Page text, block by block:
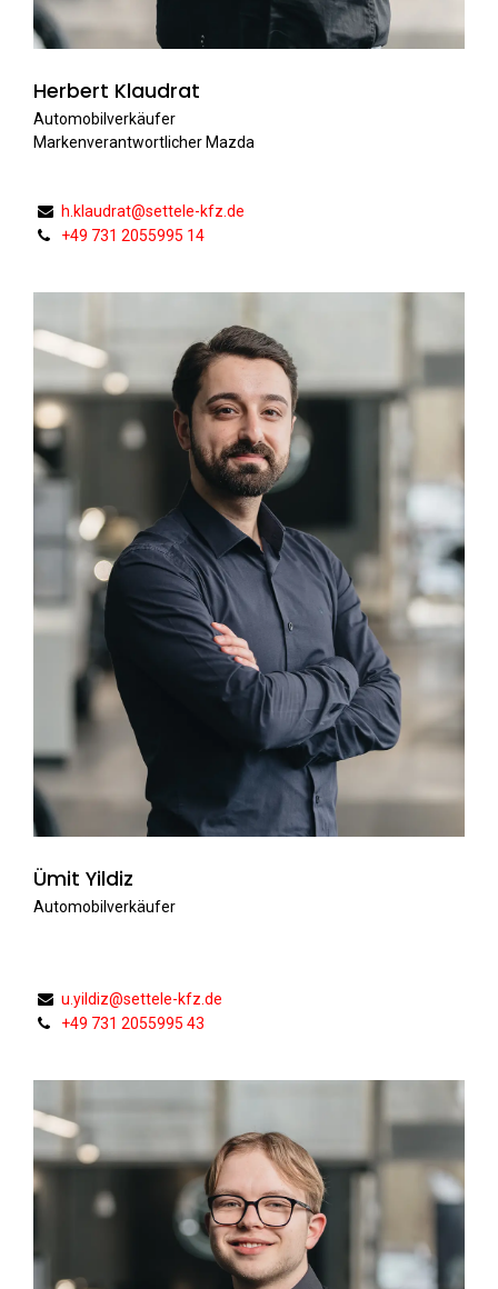
Herbert Klaudrat
Automobilverkäufer
Markenverantwortlicher Mazda
h.klaudrat@settele-kfz.de
+49 731 2055995 14
Ümit Yildiz
Automobilverkäufer
u.yildiz@settele-kfz.de
+49 731 2055995 43